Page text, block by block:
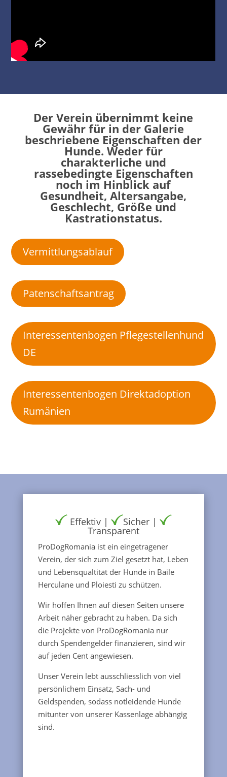
Der Verein übernimmt keine
Gewähr für in der Galerie
beschriebene Eigenschaften der
Hunde. Weder für
charakterliche und
rassebedingte Eigenschaften
noch im Hinblick auf
Gesundheit, Altersangabe,
Geschlecht, Größe und
Kastrationstatus.
Vermittlungsablauf
Patenschaftsantrag
Interessentenbogen Pflegestellenhund
DE
Interessentenbogen Direktadoption
Rumänien
Effektiv | Sicher |
Transparent
ProDogRomania ist ein eingetragener
Verein, der sich zum Ziel gesetzt hat, Leben
und Lebensqualtität der Hunde in Baile
Herculane und Ploiesti zu schützen.
Wir hoffen Ihnen auf diesen Seiten unsere
Arbeit näher gebracht zu haben. Da sich
die Projekte von ProDogRomania nur
durch Spendengelder finanzieren, sind wir
auf jeden Cent angewiesen.
Unser Verein lebt ausschliesslich von viel
persönlichem Einsatz, Sach- und
Geldspenden, sodass notleidende Hunde
mitunter von unserer Kassenlage abhängig
sind.